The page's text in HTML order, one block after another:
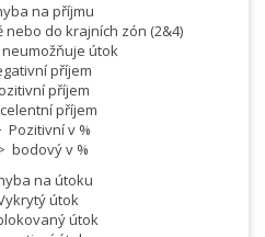
na příjmu
nebo do krajních zón (2&4)
útok
příjem
příjem
příjem
Pozitivní v %
bodový v %
na útoku
útok
útok